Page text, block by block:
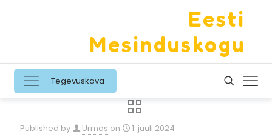
Eesti
Mesinduskogu
Tegevuskava
Published by Urmas on 1. juuli 2024